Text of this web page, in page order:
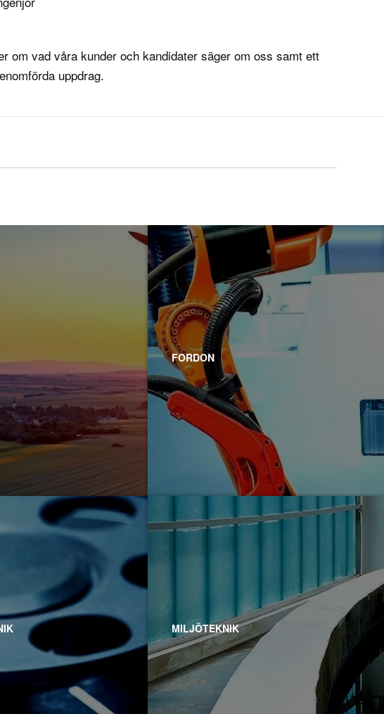
om vad våra kunder och kandidater säger om oss samt ett
uppdrag.
FORDON
MILJÖTEKNIK